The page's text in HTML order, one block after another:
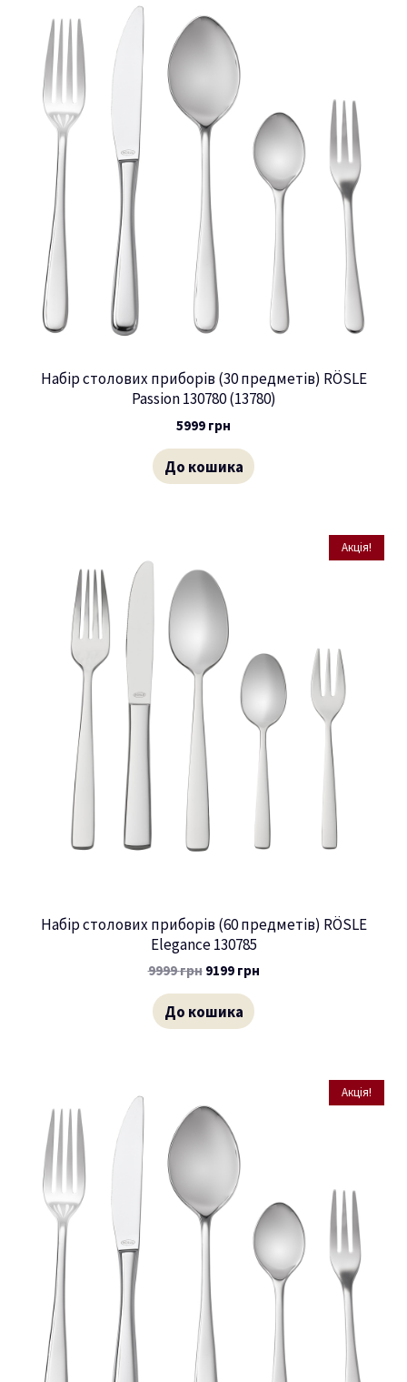
Набір столових приборів (30 предметів) RÖSLE
Passion 130780 (13780)
5999 грн
До кошика
Акція!
Набір столових приборів (60 предметів) RÖSLE
Elegance 130785
9999грн 9199 грн
До кошика
Акція!